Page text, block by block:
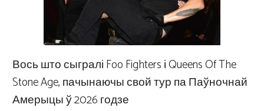
Вось што сыгралі Foo Fighters і Queens Of The
Stone Age, пачынаючы свой тур па Паўночнай
Амерыцы ў 2026 годзе